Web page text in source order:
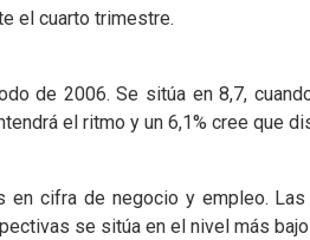
el cuarto trimestre.
de 2006. Se sitúa en 8,7,
el ritmo y un 6,1% cree que
en cifra de negocio y empleo.
se sitúa en el nivel más